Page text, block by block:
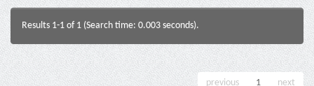
Results 1-1 of 1 (Search time: 0.003 seconds).
previous 1 next